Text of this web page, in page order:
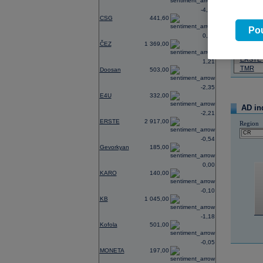
CSG 441,60
-4,62
ČEZ 1 369,00
0,74
Doosan 503,00
1,21
E4U 332,00
-2,35
ERSTE 2 917,00
-2,21
Gevorkyan 185,00
-0,54
KARO 140,00
0,00
KB 1 045,00
-0,10
Kofola 501,00
-1,18
MONETA 197,00
-0,05
Název
ČEZ
ERSTE
TMR
AD
Region